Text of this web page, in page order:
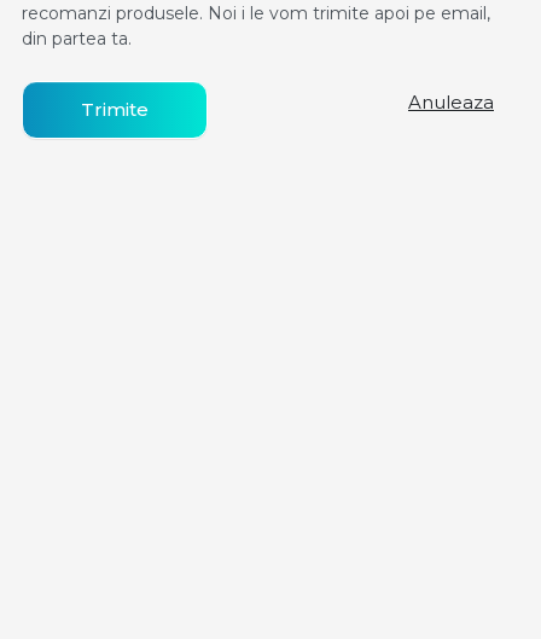
recomanzi produsele. Noi i le vom trimite apoi pe email,
din partea ta.
Trimite Anuleaza